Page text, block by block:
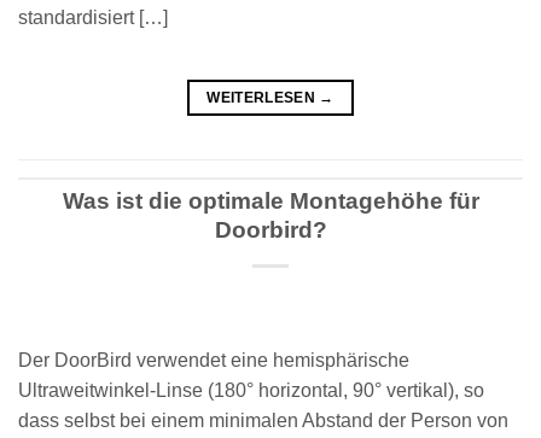
standardisiert […]
WEITERLESEN →
Was ist die optimale Montagehöhe für
Doorbird?
Der DoorBird verwendet eine hemisphärische
Ultraweitwinkel-Linse (180° horizontal, 90° vertikal), so
dass selbst bei einem minimalen Abstand der Person von